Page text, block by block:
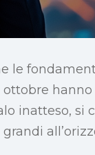
le
inatteso, si